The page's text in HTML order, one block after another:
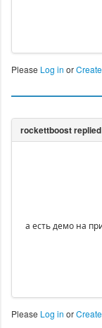
Please Log in or
а есть демо на
Please Log in or